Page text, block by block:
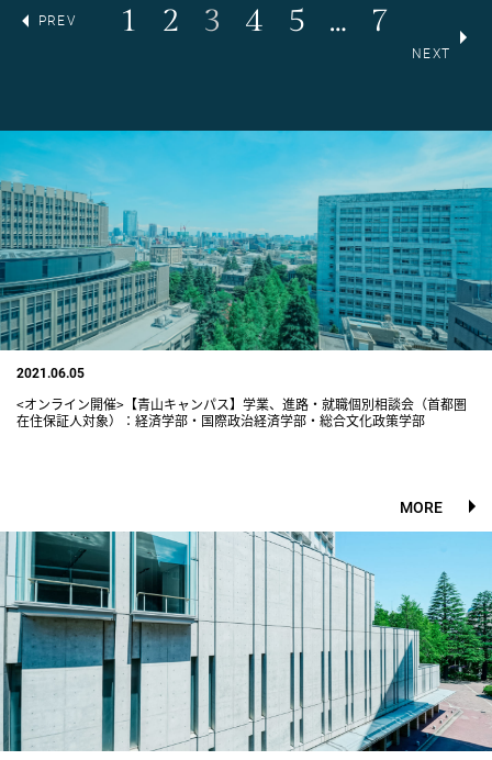
PREV 1 2 3 4 5 … 7
NEXT
2021.06.05
<オンライン開催>【青山キャンパス】学業、進路・就職個別相談会（首都圏
在住保証人対象）：経済学部・国際政治経済学部・総合文化政策学部
MORE